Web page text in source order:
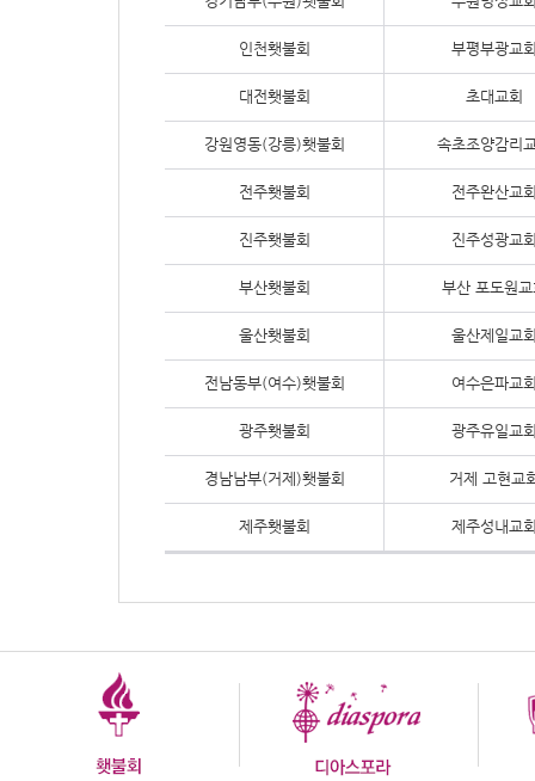
인천횃불회 부평부광교
대전횃불회 초대교회
강원영동(강릉)횃불회 속초조양감리
전주횃불회 전주완산교
진주횃불회 진주성광교
부산횃불회 부산 포도원
울산횃불회 울산제일교
전남동부(여수)횃불회 여수은파교
광주횃불회 광주유일교
경남남부(거제)횃불회 거제 고현교
제주횃불회 제주성내교